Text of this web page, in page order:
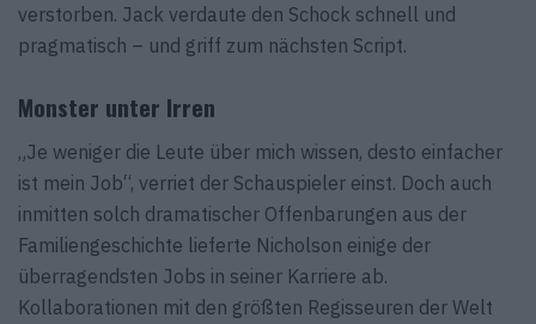
verstorben. Jack verdaute den Schock schnell und
pragmatisch – und griff zum nächsten Script.
Monster unter Irren
„Je weniger die Leute über mich wissen, desto einfacher
ist mein Job“, verriet der Schauspieler einst. Doch auch
inmitten solch dramatischer Offenbarungen aus der
Familiengeschichte lieferte Nicholson einige der
überragendsten Jobs in seiner Karriere ab.
Kollaborationen mit den größten Regisseuren der Welt